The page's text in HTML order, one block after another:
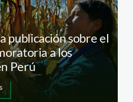
publicación sobre el
a los
Perú